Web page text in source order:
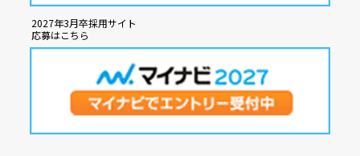
2027年3月卒採用サイト
応募はこちら